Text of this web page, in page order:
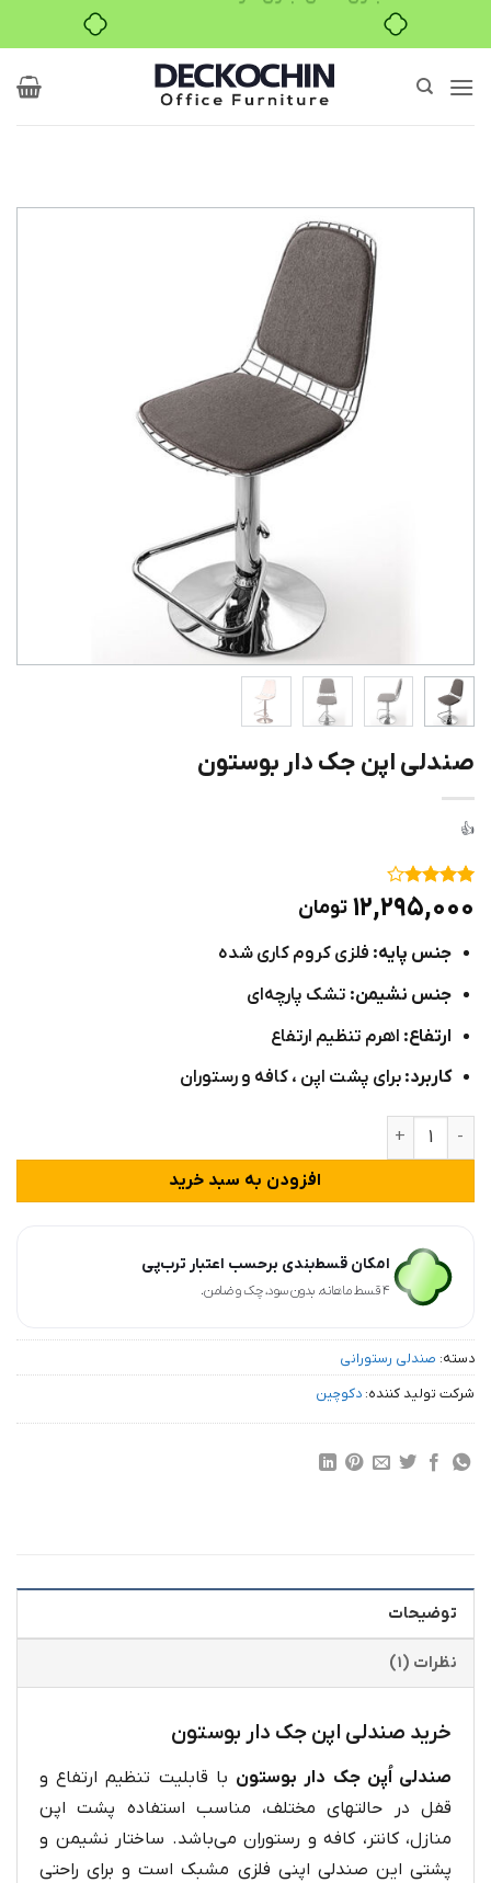
صندلی اپن جک دار بوستون
امتیاز
۴
از ۵
۱
مشتری
۱۲,۲۹۵,۰۰۰ تومان
جنس پایه: فلزی کروم کاری شده
جنس نشیمن: تشک پارچه‌ای
ارتفاع: اهرم تنظیم ارتفاع
کاربرد: برای پشت اپن ، کافه و رستوران
صندلی اپن جک دار بوستون عدد
افزودن به سبد خرید
امکان قسط‌بندی برحسب اعتبار ترب‌پی
۴ قسط ماهانه. بدون سود، چک و ضامن.
دسته: صندلی رستورانی
شرکت تولید کننده: دکوچین
توضیحات
نظرات (۱)
خرید صندلی اپن جک دار بوستون
صندلی اُپن جک دار بوستون با قابلیت تنظیم ارتفاع و
قفل در حالتهای مختلف، مناسب استفاده پشت اپن
منازل، کانتر، کافه و رستوران می‌باشد. ساختار نشیمن و
پشتی این صندلی اپنی فلزی مشبک است و برای راحتی